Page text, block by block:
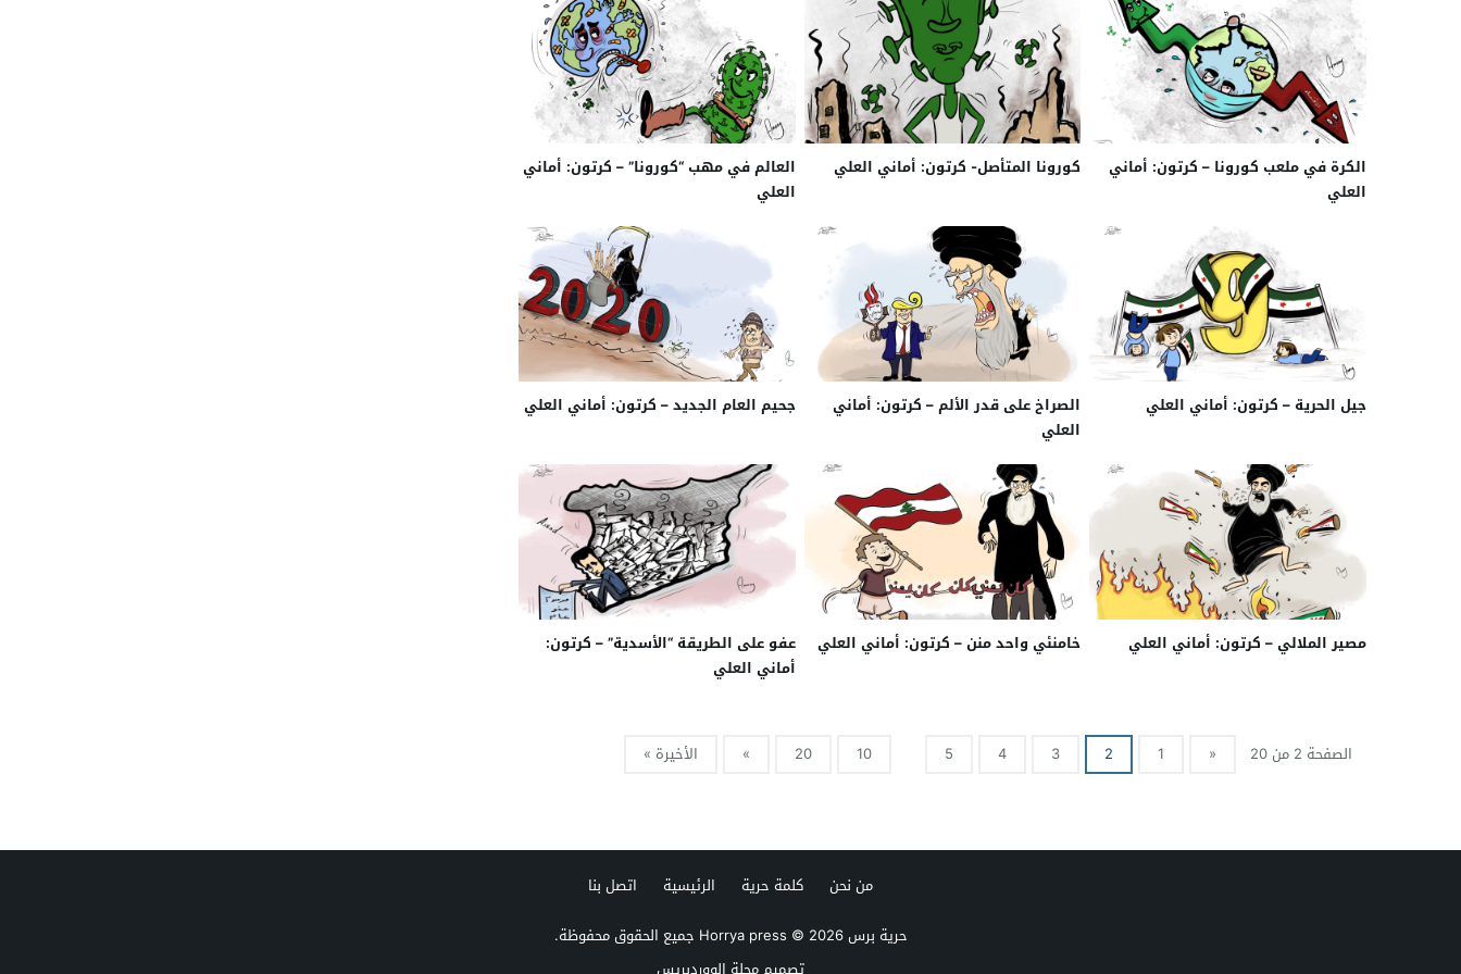
الكرة في ملعب كورونا – كرتون: أماني
العلي
كورونا المتأصل- كرتون: أماني العلي
العالم في مهب “كورونا” – كرتون: أماني
العلي
جيل الحرية – كرتون: أماني العلي
الصراخ على قدر الألم – كرتون: أماني
العلي
جحيم العام الجديد – كرتون: أماني العلي
مصير الملالي – كرتون: أماني العلي خامنئي واحد منن – كرتون: أماني العلي
عفو على الطريقة “الأسدية” – كرتون:
أماني العلي
الصفحة 2 من 20 «
1
2
3
4
5
10
20
» الأخيرة »
من نحن كلمة حرية الرئيسية
اتصل بنا
حرية برس Horrya press© 2026 جميع الحقوق محفوظة.